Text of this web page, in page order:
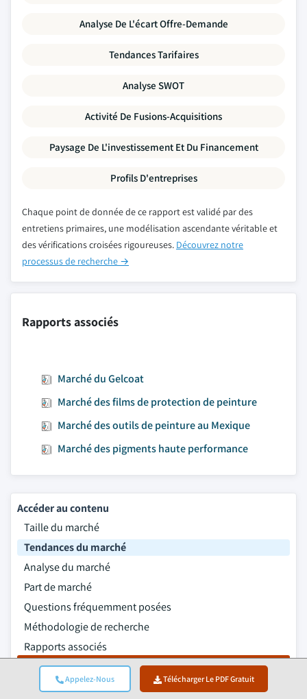
Appelez-Nous Télécharger Le PDF Gratuit
Analyse De L'écart Offre-Demande
Tendances Tarifaires
Analyse SWOT
Activité De Fusions-Acquisitions
Paysage De L'investissement Et Du Financement
Profils D'entreprises
Chaque point de donnée de ce rapport est validé par des
entretiens primaires, une modélisation ascendante véritable et
des vérifications croisées rigoureuses. Découvrez notre
processus de recherche →
Rapports associés
Marché du Gelcoat
Marché des films de protection de peinture
Marché des outils de peinture au Mexique
Marché des pigments haute performance
Accéder au contenu
Taille du marché
Tendances du marché
Analyse du marché
Part de marché
Questions fréquemment posées
Méthodologie de recherche
Rapports associés
Télécharger Le PDF Gratuit